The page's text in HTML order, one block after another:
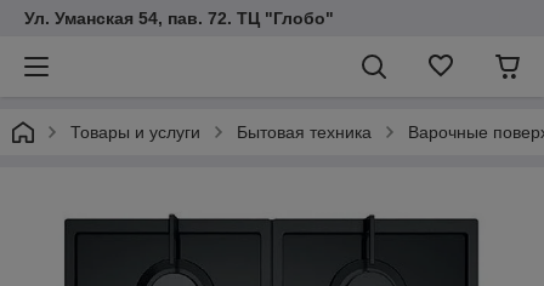
Ул. Уманская 54, пав. 72. ТЦ "Глобо"
Товары и услуги Бытовая техника Варочные